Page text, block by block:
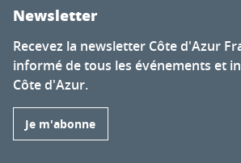
Newsletter
Recevez la newsletter Côte d'Azur
informé de tous les événements et
Côte d'Azur.
Je m'abonne